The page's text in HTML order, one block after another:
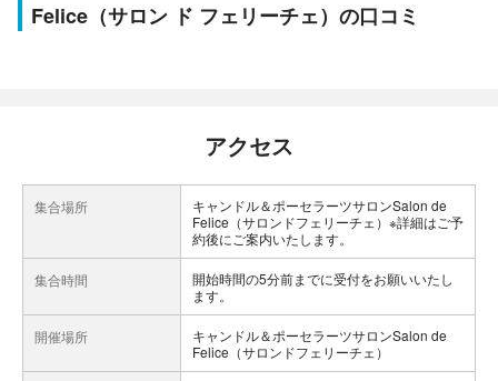
Felice（サロン ド フェリーチェ）の口コミ
アクセス
集合場所
キャンドル＆ポーセラーツサロンSalon de
Felice（サロンドフェリーチェ）※詳細はご予
約後にご案内いたします。
集合時間
開始時間の5分前までに受付をお願いいたし
ます。
開催場所
キャンドル＆ポーセラーツサロンSalon de
Felice（サロンドフェリーチェ）